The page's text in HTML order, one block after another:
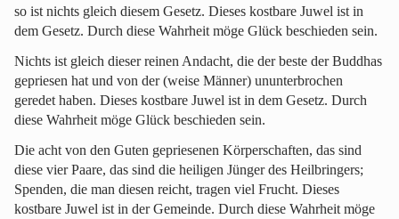
so ist nichts gleich diesem Gesetz. Dieses kostbare Juwel ist in
dem Gesetz. Durch diese Wahrheit möge Glück beschieden sein.
Nichts ist gleich dieser reinen Andacht, die der beste der Buddhas
gepriesen hat und von der (weise Männer) ununterbrochen
geredet haben. Dieses kostbare Juwel ist in dem Gesetz. Durch
diese Wahrheit möge Glück beschieden sein.
Die acht von den Guten gepriesenen Körperschaften, das sind
diese vier Paare, das sind die heiligen Jünger des Heilbringers;
Spenden, die man diesen reicht, tragen viel Frucht. Dieses
kostbare Juwel ist in der Gemeinde. Durch diese Wahrheit möge